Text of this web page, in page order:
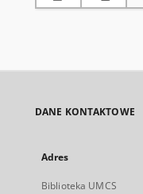
DANE KONTAKTOWE
Adres
Biblioteka UMCS